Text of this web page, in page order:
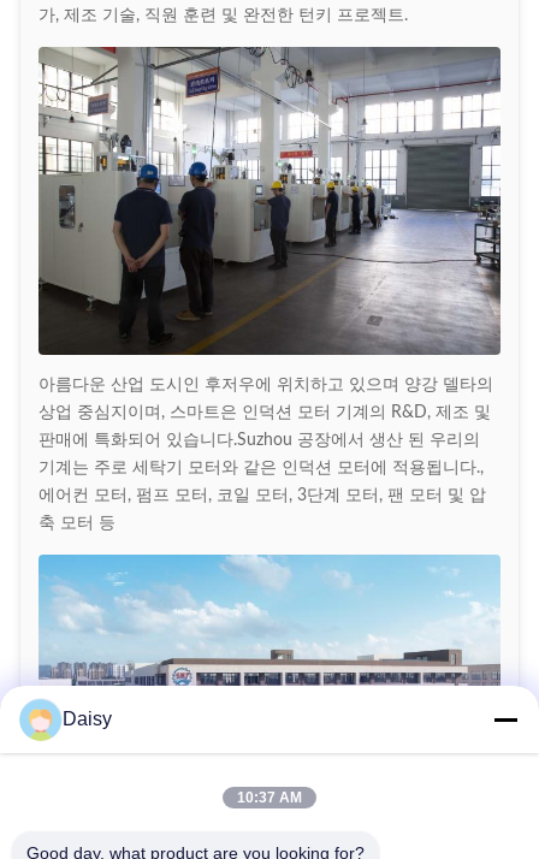
가, 제조 기술, 직원 훈련 및 완전한 턴키 프로젝트.
아름다운 산업 도시인 후저우에 위치하고 있으며 양강 델타의
상업 중심지이며, 스마트은 인덕션 모터 기계의 R&D, 제조 및
판매에 특화되어 있습니다.Suzhou 공장에서 생산 된 우리의
기계는 주로 세탁기 모터와 같은 인덕션 모터에 적용됩니다.,
에어컨 모터, 펌프 모터, 코일 모터, 3단계 모터, 팬 모터 및 압
축 모터 등
Daisy
10:37 AM
Good day, what product are you looking for?